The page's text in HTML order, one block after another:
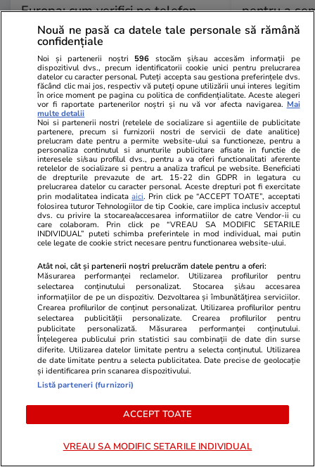
Europa: cum verifici pe telefon
dacă vacanța îți este pusă în
pericol
pentru a
bordul
Horoscop 24 iul.
Horoscop 25 iulie 2026.
Balanțele pot descoperi că au
resurse nebănuite, când au
impresia că nu vor mai scăpa de
probleme
Lifestyle
De ce să nu păstrezi cartofii
lângă ceapă
Ce este batch cooking și cum îți
Nouă ne pasă ca datele tale personale să rămână
confidențiale
Noi și partenerii noștri 596 stocăm și/sau accesăm informații pe
dispozitivul dvs., precum identificatorii cookie unici pentru prelucrarea
datelor cu caracter personal. Puteți accepta sau gestiona preferințele dvs.
făcând clic mai jos, respectiv vă puteți opune utilizării unui interes legitim
în orice moment pe pagina cu politica de confidențialitate. Aceste alegeri
vor fi raportate partenerilor noștri și nu vă vor afecta navigarea. Mai
multe detalii
Noi si partenerii nostri (retelele de socializare si agentiile de publicitate
partenere, precum si furnizorii nostri de servicii de date analitice)
prelucram date pentru a permite website-ului sa functioneze, pentru a
personaliza continutul si anunturile publicitare afisate in functie de
interesele si/sau profilul dvs., pentru a va oferi functionalitati aferente
retelelor de socializare si pentru a analiza traficul pe website. Beneficiati
de drepturile prevazute de art. 15-22 din GDPR in legatura cu
prelucrarea datelor cu caracter personal. Aceste drepturi pot fi exercitate
prin modalitatea indicataaici. Prin click pe “ACCEPT TOATE”, acceptati
folosirea tuturor Tehnologiilor de tip Cookie, care implica inclusiv acceptul
dvs. cu privire la stocarea/accesarea informatiilor de catre Vendor-ii cu
care colaboram. Prin click pe “VREAU SA MODIFIC SETARILE
INDIVIDUAL” puteti schimba preferintele in mod individual, mai putin
cele legate de cookie strict necesare pentru functionarea website-ului.
Atât noi, cât și partenerii noștri prelucrăm datele pentru a oferi:
Măsurarea performanței reclamelor. Utilizarea profilurilor pentru
selectarea conținutului personalizat. Stocarea și/sau accesarea
informațiilor de pe un dispozitiv. Dezvoltarea și îmbunătățirea serviciilor.
Crearea profilurilor de conținut personalizat. Utilizarea profilurilor pentru
selectarea publicității personalizate. Crearea profilurilor pentru
publicitate personalizată. Măsurarea performanței conținutului.
Înțelegerea publicului prin statistici sau combinații de date din surse
diferite. Utilizarea datelor limitate pentru a selecta conținutul. Utilizarea
de date limitate pentru a selecta publicitatea. Date precise de geolocație
și identificarea prin scanarea dispozitivului.
Listă parteneri (furnizori)
ACCEPT TOATE
VREAU SA MODIFIC SETARILE INDIVIDUAL